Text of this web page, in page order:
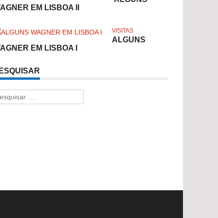
EM LISBOA II
VISITAS
ALGUNS
EM LISBOA I